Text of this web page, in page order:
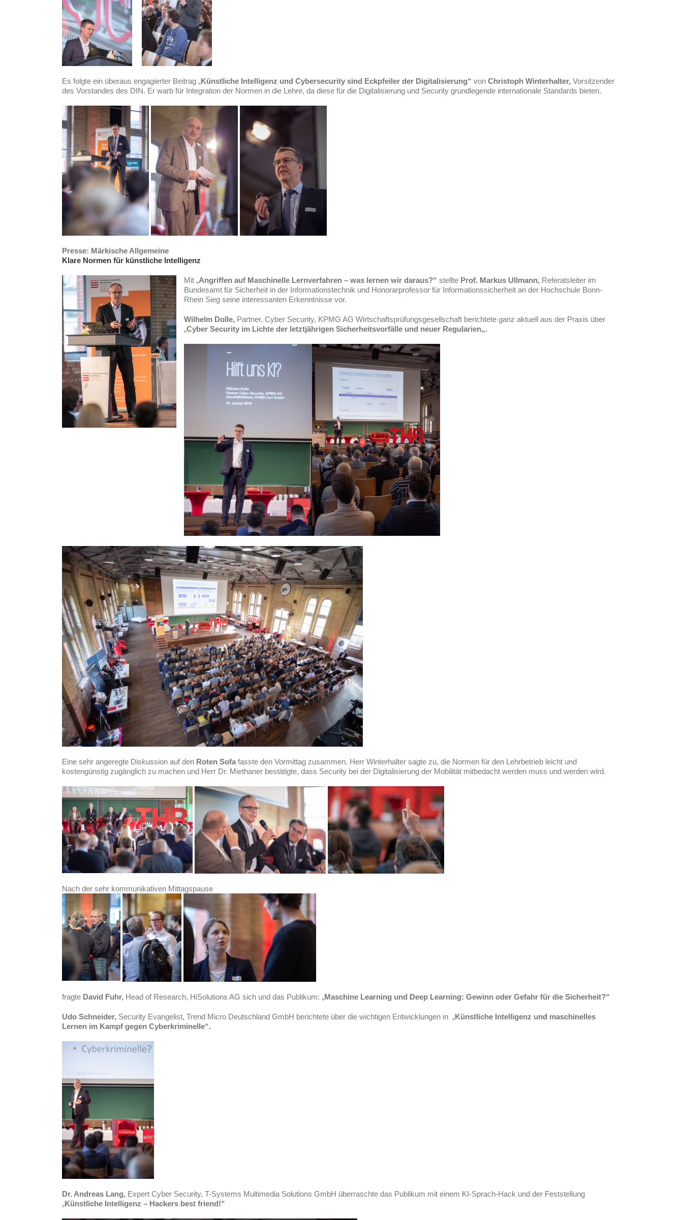
Es folgte ein überaus engagierter Beitrag „Künstliche Intelligenz und Cybersecurity sind Eckpfeiler der Digitalisierung“ von Christoph Winterhalter, Vorsitzender
des Vorstandes des DIN. Er warb für Integration der Normen in die Lehre, da diese für die Digitalisierung und Security grundlegende internationale Standards bieten.
Presse: Märkische Allgemeine
Klare Normen für künstliche Intelligenz
Mit „Angriffen auf Maschinelle Lernverfahren – was lernen wir daraus?“ stellte Prof. Markus Ullmann, Referatsleiter im
Bundesamt für Sicherheit in der Informationstechnik und Honorarprofessor für Informationssicherheit an der Hochschule Bonn-
Rhein Sieg seine interessanten Erkenntnisse vor.
Wilhelm Dolle, Partner, Cyber Security, KPMG AG Wirtschaftsprüfungsgesellschaft berichtete ganz aktuell aus der Praxis über
„Cyber Security im Lichte der letztjährigen Sicherheitsvorfälle und neuer Regularien„.
Eine sehr angeregte Diskussion auf den Roten Sofa fasste den Vormittag zusammen. Herr Winterhalter sagte zu, die Normen für den Lehrbetrieb leicht und
kostengünstig zugänglich zu machen und Herr Dr. Miethaner bestätigte, dass Security bei der Digitalisierung der Mobilität mitbedacht werden muss und werden wird.
Nach der sehr kommunikativen Mittagspause
fragte David Fuhr, Head of Research, HiSolutions AG sich und das Publikum: „Maschine Learning und Deep Learning: Gewinn oder Gefahr für die Sicherheit?“
Udo Schneider, Security Evangelist, Trend Micro Deutschland GmbH berichtete über die wichtigen Entwicklungen in „Künstliche Intelligenz und maschinelles
Lernen im Kampf gegen Cyberkriminelle“.
Dr. Andreas Lang, Expert Cyber Security, T-Systems Multimedia Solutions GmbH überraschte das Publikum mit einem KI-Sprach-Hack und der Feststellung
„Künstliche Intelligenz – Hackers best friend!“